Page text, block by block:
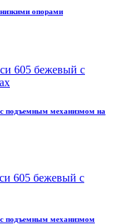
опорами
подъемным механизмом на
подъемным механизмом